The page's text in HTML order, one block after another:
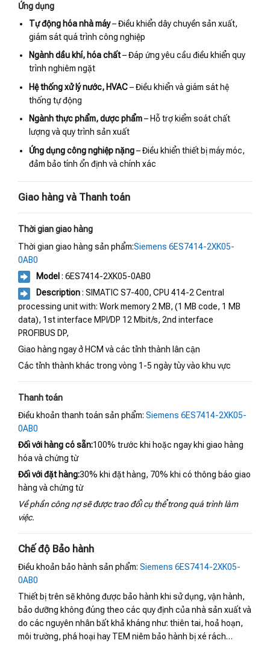
Ứng dụng
Tự động hóa nhà máy– Điều khiển dây chuyền sản xuất,
giám sát quá trình công nghiệp
Ngành dầu khí, hóa chất– Đáp ứng yêu cầu điều khiển quy
trình nghiêm ngặt
Hệ thống xử lý nước, HVAC– Điều khiển và giám sát hệ
thống tự động
Ngành thực phẩm, dược phẩm– Hỗ trợ kiểm soát chất
lượng và quy trình sản xuất
Ứng dụng công nghiệp nặng– Điều khiển thiết bị máy móc,
đảm bảo tính ổn định và chính xác
Giao hàng và Thanh toán
Thời gian giao hàng
Thời gian giao hàng sản phẩm:Siemens 6ES7414-2XK05-
0AB0
Model : 6ES7414-2XK05-0AB0
Description: SIMATIC S7-400, CPU 414-2 Central
processing unit with: Work memory 2 MB, (1 MB code, 1 MB
data), 1st interface MPI/DP 12 Mbit/s, 2nd interface
PROFIBUS DP,
Giao hàng ngay ở HCM và các tỉnh thành lân cận
Các tỉnh thành khác trong vòng 1-5 ngày tùy vào khu vực
Thanh toán
Điều khoản thanh toán sản phẩm: Siemens 6ES7414-2XK05-
0AB0
Đối với hàng có sẵn:100% trước khi hoặc ngay khi giao hàng
hóa và chứng từ
Đối với đặt hàng:30% khi đặt hàng, 70% khi có thông báo giao
hàng và chứng từ
Về phần công nợ sẽ được trao đổi cụ thể trong quá trình làm
việc.
Chế độ Bảo hành
Điều khoản bảo hành sản phẩm: Siemens 6ES7414-2XK05-
0AB0
Thiết bị trên sẽ không được bảo hành khi sử dụng, vận hành,
bảo dưỡng không đúng theo các quy định của nhà sản xuất và
do các nguyên nhân bất khả kháng như: thiên tai, hoả hoạn,
môi trường, phá hoại hay TEM niêm bảo hành bị xé rách…